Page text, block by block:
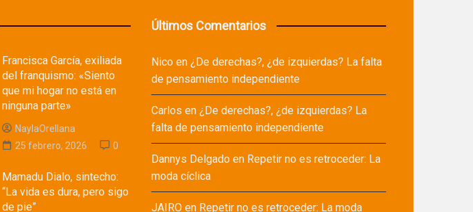
Francisca García, exiliada
del franquismo: «Siento
que mi hogar no está en
ninguna parte»
NaylaOrellana
25 febrero, 2026
0
Mamadu Dialo, sintecho:
“La vida es dura, pero sigo
de pie”
Últimos Comentarios
Nicoen ¿De derechas?, ¿de izquierdas? La falta
de pensamiento independiente
Carlos en ¿De derechas?, ¿de izquierdas? La
falta de pensamiento independiente
Dannys Delgadoen Repetir no es retroceder: La
moda cíclica
JAIROen Repetir no es retroceder: La moda